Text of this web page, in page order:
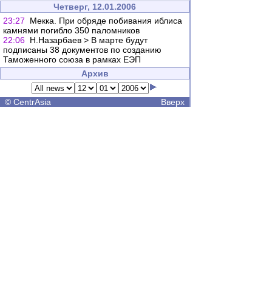
Четверг, 12.01.2006
23:27
Мекка. При обряде побивания иблиса
камнями погибло 350 паломников
22:06 Н.Назарбаев > В марте будут
подписаны 38 документов по созданию
Таможенного союза в рамках ЕЭП
Архив
© CentrAsia Вверх